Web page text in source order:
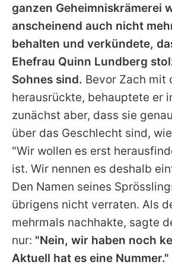
ganzen Geheimniskrämerei
anscheinend auch nicht
behalten und verkündete,
Ehefrau Quinn Lundberg
Sohnes sind. Bevor Zach mit
herausrückte, behauptete er
zunächst aber, dass sie
über das Geschlecht sind,
"Wir wollen es erst
ist. Wir nennen es deshalb
Den Namen seines
übrigens nicht verraten. Als
mehrmals nachhakte, sagte
nur: "Nein, wir haben noch
Aktuell hat es eine Nummer."